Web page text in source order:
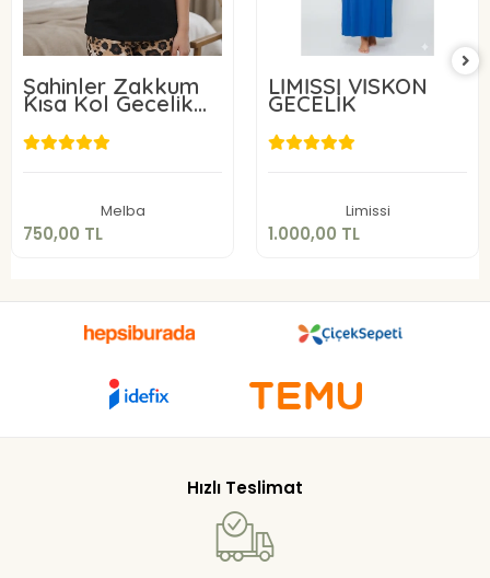
Şahinler Zakkum
Kısa Kol Gecelik
22227
Melba
750,00 TL
750,00 TL
LİMİSSİ VİSKON
GECELİK
Limissi
1.000,00 TL
1.000,00 TL
Hızlı Teslimat